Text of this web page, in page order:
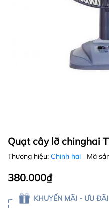
Quạt cây lỡ chinghai
Thương hiệu: Chinh hai Mã
380.000₫
KHUYẾN MÃI - ƯU ĐÃI